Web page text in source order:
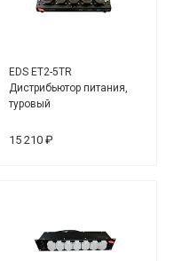
EDS ET2-5TR
Дистрибьютор питания,
туровый
15 210 ₽